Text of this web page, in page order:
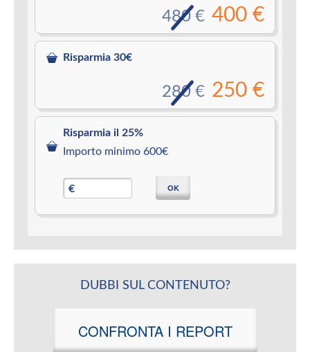
400 €
480 €
Risparmia 30€
250 €
280 €
Risparmia il 25%
Importo minimo 600€
€ OK
DUBBI SUL CONTENUTO?
CONFRONTA I REPORT